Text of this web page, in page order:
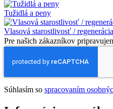
Tužidlá a peny
Vlasová starostlivosť / regenerácia
Pre našich zákazníkov
Súhlasím so spracovaním